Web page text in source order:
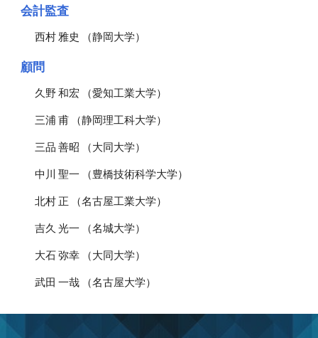
会計監査
西村 雅史 （静岡大学）
顧問
久野 和宏 （愛知工業大学）
三浦 甫 （静岡理工科大学）
三品 善昭 （大同大学）
中川 聖一 （豊橋技術科学大学）
北村 正 （名古屋工業大学）
吉久 光一 （名城大学）
大石 弥幸 （大同大学）
武田 一哉 （名古屋大学）